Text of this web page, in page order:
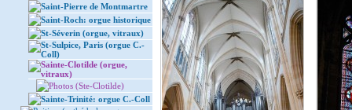
Saint-Pierre de Montmartre
Saint-Roch: orgue historique
St-Séverin (orgue, vitraux)
St-Sulpice, Paris (orgue C.-
Coll)
Sainte-Clotilde (orgue,
vitraux)
Photos (Ste-Clotilde)
Sainte-Trinité: orgue C.-Coll